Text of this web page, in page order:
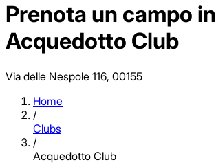
Prenota un campo in
Acquedotto Club
Via delle Nespole 116, 00155
Home
/
Clubs
/
Acquedotto Club